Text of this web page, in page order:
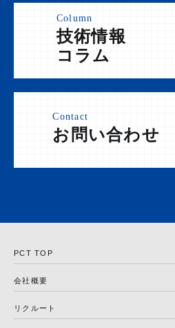
Column
技術情報
コラム
Contact
お問い合わせ
PCT TOP
会社概要
リクルート